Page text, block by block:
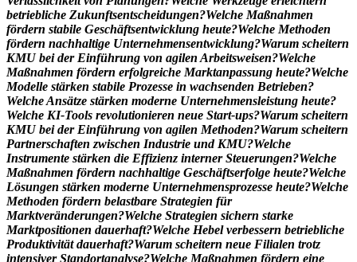
betriebliche Zukunftsentscheidungen?Welche Maßnahmen
fördern stabile Geschäftsentwicklung heute?Welche Methoden
fördern nachhaltige Unternehmensentwicklung?Warum scheitern
KMU bei der Einführung von agilen Arbeitsweisen?Welche
Maßnahmen fördern erfolgreiche Marktanpassung heute?Welche
Modelle stärken stabile Prozesse in wachsenden Betrieben?
WelcheAnsätze stärken moderne Unternehmensleistung heute?
Welche KI-Tools revolutionieren neue Start-ups?Warum scheitern
KMU bei der Einführung von agilen Methoden?Warum scheitern
Partnerschaften zwischen Industrie und KMU?Welche
Instrumente stärken die Effizienz interner Steuerungen?Welche
Maßnahmen fördern nachhaltige Geschäftserfolge heute?Welche
Lösungen stärken moderne Unternehmensprozesse heute?Welche
Methoden fördern belastbare Strategien für
Marktveränderungen?Welche Strategien sichern starke
Marktpositionen dauerhaft?Welche Hebel verbessern betriebliche
Produktivität dauerhaft?Warum scheitern neue Filialen trotz
intensiver Standortanalyse?Welche Maßnahmen fördern eine